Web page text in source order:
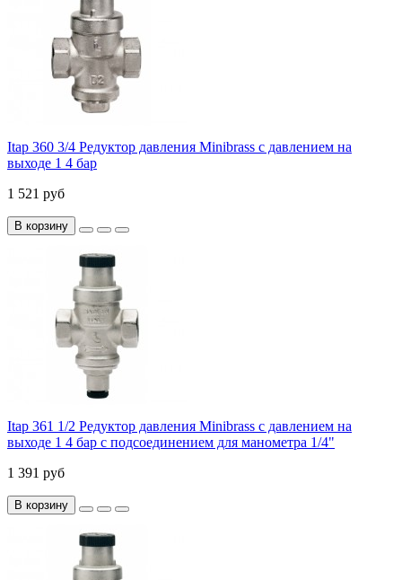
Itap 360 3/4 Редуктор давления Minibrass с давлением на
выходе 1 4 бар
1 521 руб
В корзину
Itap 361 1/2 Редуктор давления Minibrass с давлением на
выходе 1 4 бар с подсоединением для манометра 1/4"
1 391 руб
В корзину